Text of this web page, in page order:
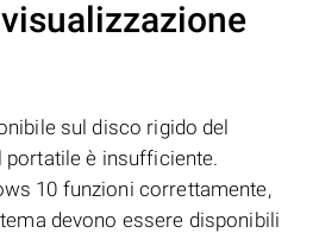
sul disco rigido del
portatile è insufficiente.
10 funzioni correttamente,
devono essere disponibili